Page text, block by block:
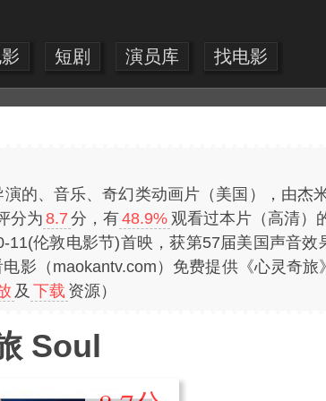
短剧 演员库 找电影
演的、音乐、奇幻类动画片（美国），由杰
分为 8.7 分，有48.9% 观看过本片（高清）
伦敦电影节)首映，获第57届美国声音效
影（maokantv.com）免费提供《心灵奇旅
及 下载 资源）
Soul